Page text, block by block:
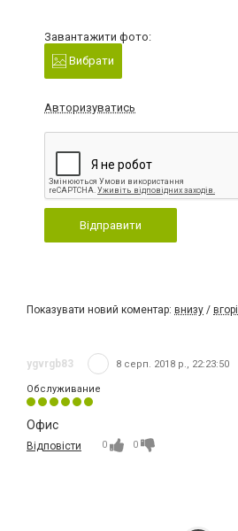
Завантажити фото:
Вибрати
Авторизуватись
Відправити
Показувати новий коментар: внизу / вгорі
ygvrgb83 8 серп. 2018 р., 22:23:50
Обслуживание
Офис
Відповісти 0 0